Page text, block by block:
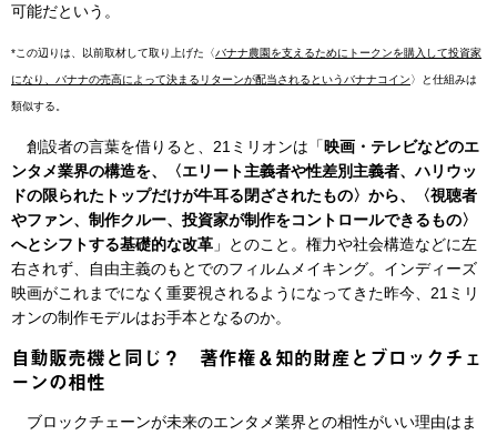
可能だという。
*この辺りは、以前取材して取り上げた〈バナナ農園を支えるためにトークンを購入して投資家
になり、バナナの売高によって決まるリターンが配当されるというバナナコイン〉と仕組みは
類似する。
創設者の言葉を借りると、21ミリオンは「映画・テレビなどのエ
ンタメ業界の構造を、〈エリート主義者や性差別主義者、ハリウッ
ドの限られたトップだけが牛耳る閉ざされたもの〉から、〈視聴者
やファン、制作クルー、投資家が制作をコントロールできるもの〉
へとシフトする基礎的な改革 」とのこと。権力や社会構造などに左
右されず、自由主義のもとでのフィルムメイキング。インディーズ
映画がこれまでになく重要視されるようになってきた昨今、21ミリ
オンの制作モデルはお手本となるのか。
自動販売機と同じ？ 著作権＆知的財産とブロックチェ
ーンの相性
ブロックチェーンが未来のエンタメ業界との相性がいい理由はま